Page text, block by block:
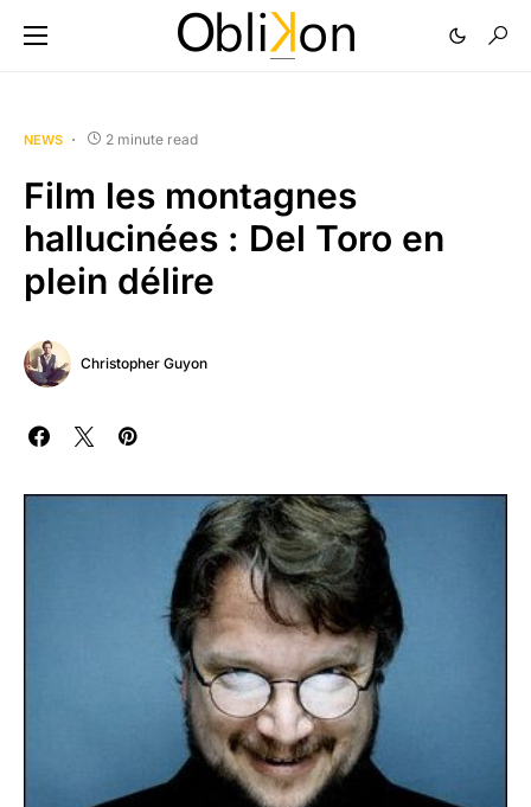
NEWS 2 minute read
Film les montagnes
hallucinées : Del Toro en
plein délire
Christopher Guyon